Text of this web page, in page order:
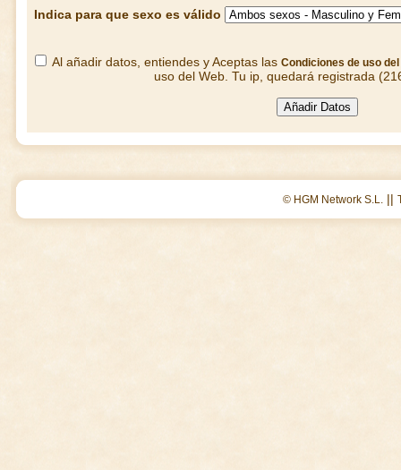
Indica para que sexo es válido
Al añadir datos, entiendes y Aceptas las Condiciones de uso del
uso del Web. Tu ip, quedará registrada
© HGM Network S.L. ||